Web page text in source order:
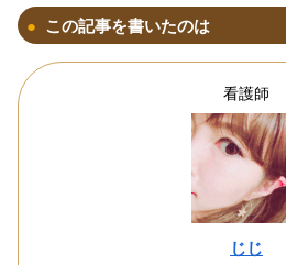
この記事を書いたのは
看護師
じじ